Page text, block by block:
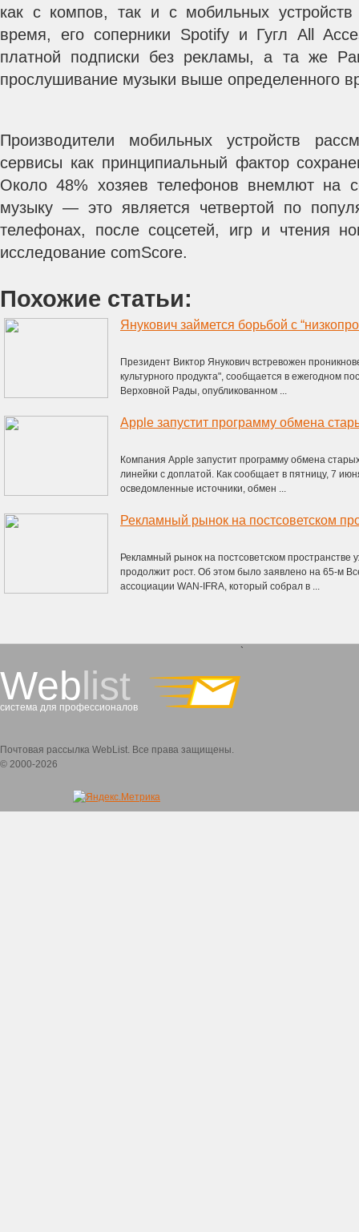
как с компов, так и с мобильных
время, его соперники Spotify и Гугл All
платной подписки без рекламы, а та же
прослушивание музыки выше определенного
Производители мобильных устройств
сервисы как принципиальный фактор
Около 48% хозяев телефонов внемлют на
музыку — это является четвертой по
телефонах, после соцсетей, игр и чтения
исследование comScore.
Похожие статьи:
Президент Виктор Янукович встревожен
культурного продукта", сообщается в ежегодном
Верховной Рады, опубликованном ...
Apple запустит программу обмена
Компания Apple запустит программу обмена
линейки с доплатой. Как сообщает в пятницу, 7
осведомленные источники, обмен ...
Рекламный рынок на постсоветском
продолжит рост. Об этом было заявлено на 65-м
ассоциации WAN-IFRA, который собрал в ...
Weblist
система для профессионалов
`
Почтовая рассылка WebList. Все права защищены.
© 2000-2026